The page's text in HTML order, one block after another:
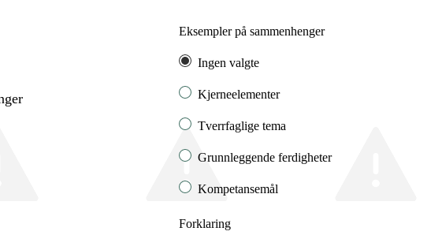
Eksempler på sammenhenger
Ingen valgte
Kjerneelementer
Tverrfaglige tema
Grunnleggende ferdigheter
Kompetansemål
Forklaring